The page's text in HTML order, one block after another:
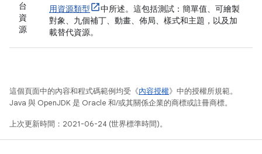
台
資
源
用資源類型
中所述。這包括測試：簡單值、可繪製
對象、九個補丁、動畫、佈局、樣式和主題，以及加
載替代資源。
這個頁面中的內容和程式碼範例均受《內容授權》中的授權所規範。
Java 與 OpenJDK 是 Oracle 和/或其關係企業的商標或註冊商標。
上次更新時間：2021-06-24 (世界標準時間)。